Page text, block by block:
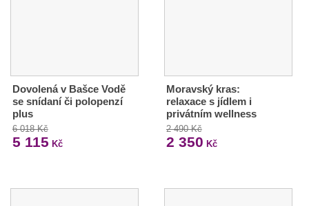
Dovolená v Bašce Vodě
se snídaní či polopenzí
plus
6 018 Kč
5 115 Kč
Moravský kras:
relaxace s jídlem i
privátním wellness
2 490 Kč
2 350 Kč